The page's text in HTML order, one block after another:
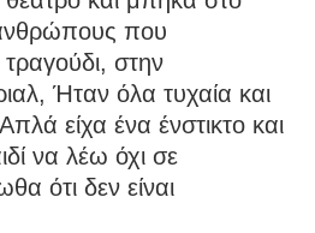
που
στην
Ήταν όλα τυχαία και
είχα ένα ένστικτο και
να λέω όχι σε
ότι δεν είναι